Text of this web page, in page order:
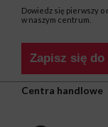
Dowiedz się pierwszy
w naszym centrum.
Zapisz się
Centra handlowe